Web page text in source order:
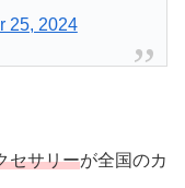
25, 2024
セサリーが全国のカ